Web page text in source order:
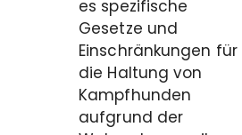
es spezifische
Gesetze und
Einschränkungen für
die Haltung von
Kampfhunden
aufgrund der